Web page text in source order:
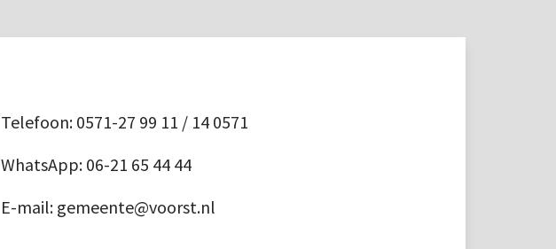
Telefoon: 0571-27 99 11 / 14 0571
WhatsApp: 06-21 65 44 44
E-mail: gemeente@voorst.nl